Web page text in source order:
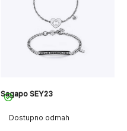
Dostupno odmah
Sagapo SEY23